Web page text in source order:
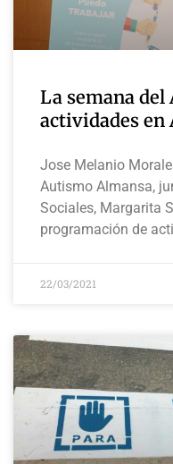
La semana
actividades en
Jose Melanio
Autismo Almansa,
Sociales, Margarita
programación de
22/03/2021